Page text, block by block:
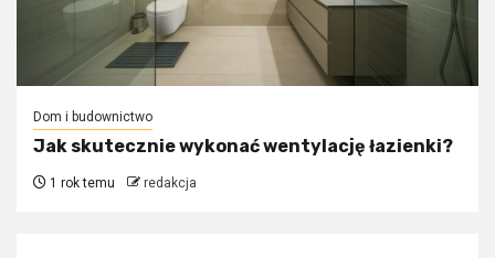
Dom i budownictwo
Jak skutecznie wykonać wentylację łazienki?
1 rok temu redakcja